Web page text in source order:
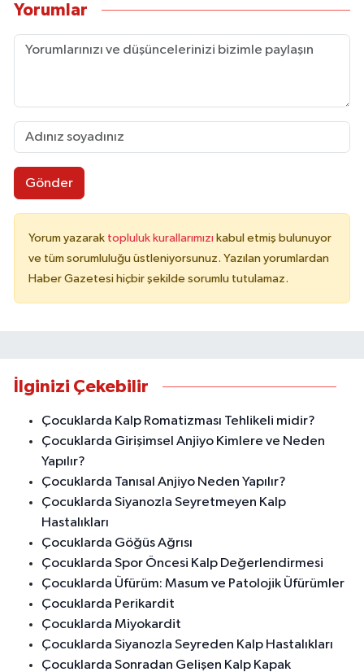
Yorumlar
Gönder
Yorum yazarak topluluk kurallarımızı kabul etmiş bulunuyor
ve tüm sorumluluğu üstleniyorsunuz. Yazılan yorumlardan
Haber Gazetesi hiçbir şekilde sorumlu tutulamaz.
İlginizi Çekebilir
Çocuklarda Kalp Romatizması Tehlikeli midir?
Çocuklarda Girişimsel Anjiyo Kimlere ve Neden
Yapılır?
Çocuklarda Tanısal Anjiyo Neden Yapılır?
Çocuklarda Siyanozla Seyretmeyen Kalp
Hastalıkları
Çocuklarda Göğüs Ağrısı
Çocuklarda Spor Öncesi Kalp Değerlendirmesi
Çocuklarda Üfürüm: Masum ve Patolojik Üfürümler
Çocuklarda Perikardit
Çocuklarda Miyokardit
Çocuklarda Siyanozla Seyreden Kalp Hastalıkları
Çocuklarda Sonradan Gelişen Kalp Kapak